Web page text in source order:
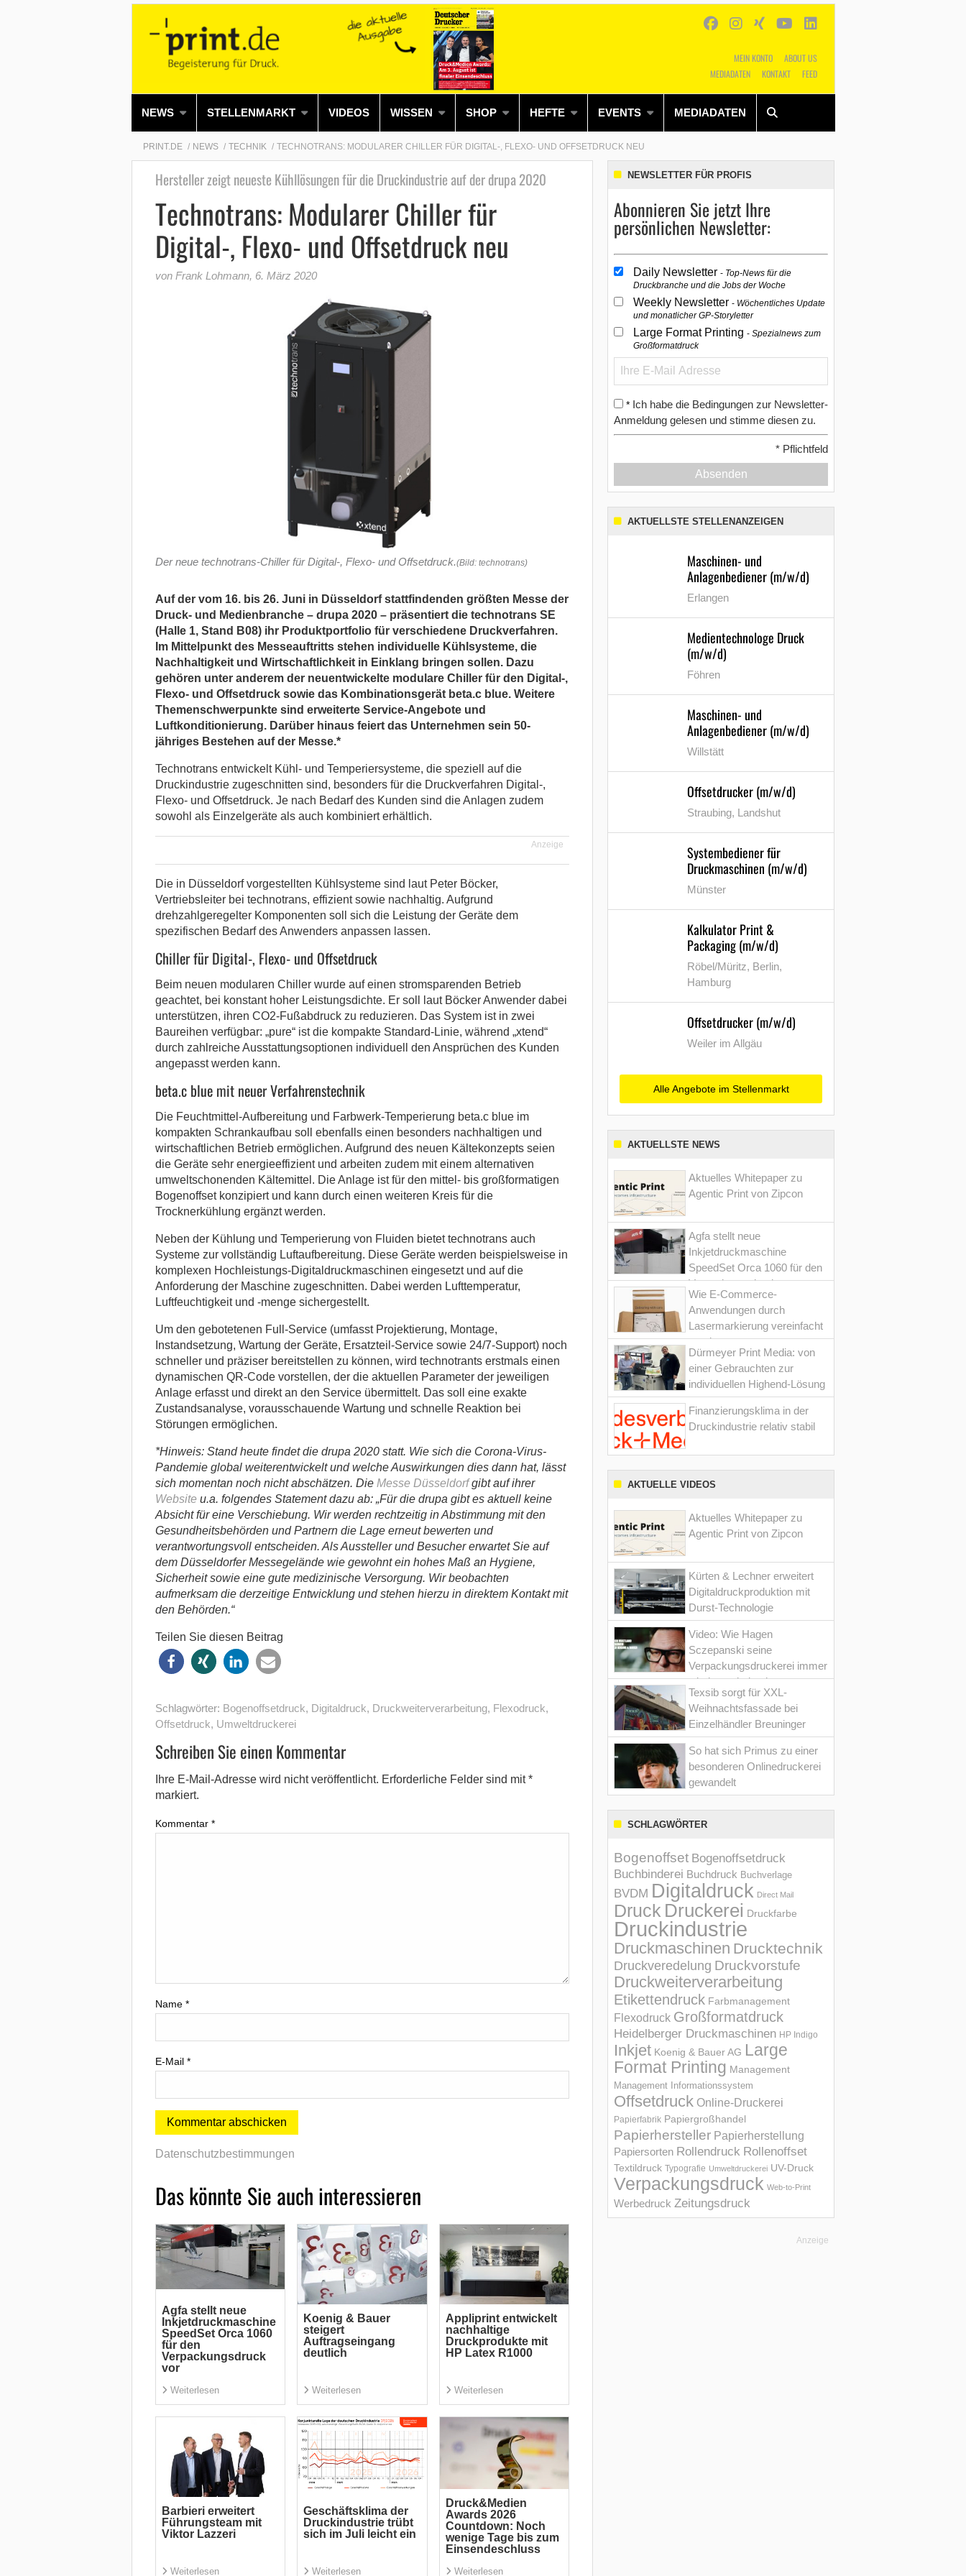
MEIN KONTO
ABOUT US
MEDIADATEN
KONTAKT FEED
NEWS STELLENMARKT VIDEOS WISSEN SHOP HEFTE EVENTS MEDIADATEN
Alles Shop SUCHEN
PRINT.DE NEWS TECHNIK TECHNOTRANS: MODULARER CHILLER FÜR DIGITAL-, FLEXO- UND OFFSETDRUCK NEU
Hersteller zeigt neueste Kühllösungen für die Druckindustrie auf der drupa 2020
Technotrans: Modularer Chiller für
Digital-, Flexo- und Offsetdruck neu
von Frank Lohmann, 6. März 2020
Der neue technotrans-Chiller für Digital-, Flexo- und Offsetdruck.(Bild: technotrans)
Auf der vom 16. bis 26. Juni in Düsseldorf stattfindenden größten Messe der
Druck- und Medienbranche – drupa 2020 – präsentiert die technotrans SE
(Halle 1, Stand B08) ihr Produktportfolio für verschiedene Druckverfahren.
Im Mittelpunkt des Messeauftritts stehen individuelle Kühlsysteme, die
Nachhaltigkeit und Wirtschaftlichkeit in Einklang bringen sollen. Dazu
gehören unter anderem der neuentwickelte modulare Chiller für den Digital-,
Flexo- und Offsetdruck sowie das Kombinationsgerät beta.c blue. Weitere
Themenschwerpunkte sind erweiterte Service-Angebote und
Luftkonditionierung. Darüber hinaus feiert das Unternehmen sein 50-
jähriges Bestehen auf der Messe.*
Technotrans entwickelt Kühl- und Temperiersysteme, die speziell auf die
Druckindustrie zugeschnitten sind, besonders für die Druckverfahren Digital-,
Flexo- und Offsetdruck. Je nach Bedarf des Kunden sind die Anlagen zudem
sowohl als Einzelgeräte als auch kombiniert erhältlich.
Anzeige
Die in Düsseldorf vorgestellten Kühlsysteme sind laut Peter Böcker,
Vertriebsleiter bei technotrans, effizient sowie nachhaltig. Aufgrund
drehzahlgeregelter Komponenten soll sich die Leistung der Geräte dem
spezifischen Bedarf des Anwenders anpassen lassen.
Chiller für Digital-, Flexo- und Offsetdruck
Beim neuen modularen Chiller wurde auf einen stromsparenden Betrieb
geachtet, bei konstant hoher Leistungsdichte. Er soll laut Böcker Anwender dabei
unterstützen, ihren CO2-Fußabdruck zu reduzieren. Das System ist in zwei
Baureihen verfügbar: „pure“ ist die kompakte Standard-Linie, während „xtend“
durch zahlreiche Ausstattungsoptionen individuell den Ansprüchen des Kunden
angepasst werden kann.
beta.c blue mit neuer Verfahrenstechnik
Die Feuchtmittel-Aufbereitung und Farbwerk-Temperierung beta.c blue im
kompakten Schrankaufbau soll ebenfalls einen besonders nachhaltigen und
wirtschaftlichen Betrieb ermöglichen. Aufgrund des neuen Kältekonzepts seien
die Geräte sehr energieeffizient und arbeiten zudem mit einem alternativen
umweltschonenden Kältemittel. Die Anlage ist für den mittel- bis großformatigen
Bogenoffset konzipiert und kann durch einen weiteren Kreis für die
Trocknerkühlung ergänzt werden.
Neben der Kühlung und Temperierung von Fluiden bietet technotrans auch
Systeme zur vollständig Luftaufbereitung. Diese Geräte werden beispielsweise in
komplexen Hochleistungs-Digitaldruckmaschinen eingesetzt und auf die
Anforderung der Maschine zugeschnitten. Dabei werden Lufttemperatur,
Luftfeuchtigkeit und -menge sichergestellt.
Um den gebotetenen Full-Service (umfasst Projektierung, Montage,
Instandsetzung, Wartung der Geräte, Ersatzteil-Service sowie 24/7-Support) noch
schneller und präziser bereitstellen zu können, wird technotrants erstmals einen
dynamischen QR-Code vorstellen, der die aktuellen Parameter der jeweiligen
Anlage erfasst und direkt an den Service übermittelt. Das soll eine exakte
Zustandsanalyse, vorausschauende Wartung und schnelle Reaktion bei
Störungen ermöglichen.
*Hinweis: Stand heute findet die drupa 2020 statt. Wie sich die Corona-Virus-
Pandemie global weiterentwickelt und welche Auswirkungen dies dann hat, lässt
sich momentan noch nicht abschätzen. Die Messe Düsseldorfgibt auf ihrer
Websiteu.a. folgendes Statement dazu ab: „Für die drupa gibt es aktuell keine
Absicht für eine Verschiebung. Wir werden rechtzeitig in Abstimmung mit den
Gesundheitsbehörden und Partnern die Lage erneut bewerten und
verantwortungsvoll entscheiden. Als Aussteller und Besucher erwartet Sie auf
dem Düsseldorfer Messegelände wie gewohnt ein hohes Maß an Hygiene,
Sicherheit sowie eine gute medizinische Versorgung. Wir beobachten
aufmerksam die derzeitige Entwicklung und stehen hierzu in direktem Kontakt mit
den Behörden.“
Teilen Sie diesen Beitrag
Schlagwörter: Bogenoffsetdruck, Digitaldruck, Druckweiterverarbeitung, Flexodruck,
Offsetdruck, Umweltdruckerei
Schreiben Sie einen Kommentar
Ihre E-Mail-Adresse wird nicht veröffentlicht. Erforderliche Felder sind mit*
markiert.
Kommentar *
Name *
E-Mail *
Datenschutzbestimmungen
Das könnte Sie auch interessieren
Agfa stellt neue
Inkjetdruckmaschine
SpeedSet Orca 1060
für den
Verpackungsdruck
vor
Weiterlesen
Koenig & Bauer
steigert
Auftragseingang
deutlich
Weiterlesen
Appliprint entwickelt
nachhaltige
Druckprodukte mit
HP Latex R1000
Weiterlesen
Barbieri erweitert
Führungsteam mit
Viktor Lazzeri
Weiterlesen
Geschäftsklima der
Druckindustrie trübt
sich im Juli leicht ein
Weiterlesen
Druck&Medien
Awards 2026
Countdown: Noch
wenige Tage bis zum
Einsendeschluss
Weiterlesen
NEWSLETTER FÜR PROFIS
Abonnieren Sie jetzt Ihre
persönlichen Newsletter:
Daily Newsletter Top-News für die
Druckbranche und die Jobs der Woche
Weekly Newsletter Wöchentliches Update
und monatlicher GP-Storyletter
Large Format Printing Spezialnews zum
Großformatdruck
* Ich habe die Bedingungen zur Newsletter-
Anmeldung gelesen und stimme diesen zu.
* Pflichtfeld
Absenden
AKTUELLSTE STELLENANZEIGEN
Maschinen- und
Anlagenbediener (m/w/d)
Erlangen
Medientechnologe Druck
(m/w/d)
Föhren
Maschinen- und
Anlagenbediener (m/w/d)
Willstätt
Offsetdrucker (m/w/d)
Straubing, Landshut
Systembediener für
Druckmaschinen (m/w/d)
Münster
Kalkulator Print &
Packaging (m/w/d)
Röbel/Müritz, Berlin,
Hamburg
Offsetdrucker (m/w/d)
Weiler im Allgäu
Alle Angebote im Stellenmarkt
AKTUELLSTE NEWS
Aktuelles Whitepaper zu
Agentic Print von Zipcon
Agfa stellt neue
Inkjetdruckmaschine
SpeedSet Orca 1060 für den
Verpackungsdruck vor
Wie E-Commerce-
Anwendungen durch
Lasermarkierung vereinfacht
werden
Dürmeyer Print Media: von
einer Gebrauchten zur
individuellen Highend-Lösung
Finanzierungsklima in der
Druckindustrie relativ stabil
AKTUELLE VIDEOS
Aktuelles Whitepaper zu
Agentic Print von Zipcon
Kürten & Lechner erweitert
Digitaldruckproduktion mit
Durst-Technologie
Video: Wie Hagen
Sczepanski seine
Verpackungsdruckerei immer
wieder optimiert hat
Texsib sorgt für XXL-
Weihnachtsfassade bei
Einzelhändler Breuninger
So hat sich Primus zu einer
besonderen Onlinedruckerei
gewandelt
SCHLAGWÖRTER
Bogenoffset Bogenoffsetdruck
Buchbinderei Buchdruck Buchverlage
BVDM Digitaldruck Direct Mail
Druck Druckerei Druckfarbe
Druckindustrie
Druckmaschinen Drucktechnik
Druckveredelung Druckvorstufe
Druckweiterverarbeitung
Etikettendruck Farbmanagement
Flexodruck Großformatdruck
Heidelberger Druckmaschinen HP Indigo
Inkjet Koenig & Bauer AG Large
Format Printing Management
Management Informations­system
Offsetdruck Online-Druckerei
Papierfabrik Papiergroßhandel
Papierhersteller Papierherstellung
Papiersorten Rollendruck Rollenoffset
Textildruck Typografie Umweltdruckerei UV-Druck
Verpackungsdruck Web-to-Print
Werbedruck Zeitungsdruck
Anzeige